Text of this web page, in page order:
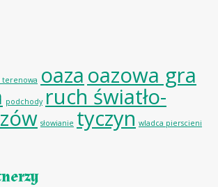
terenowa oaza oazowa gra
podchody ruch światło-
słowianie tyczyn wladca pierscieni